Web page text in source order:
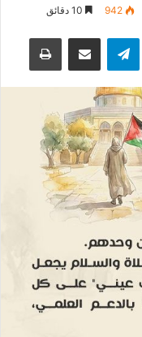
942
تيلقرام مشاركة عبر البريد طباعة